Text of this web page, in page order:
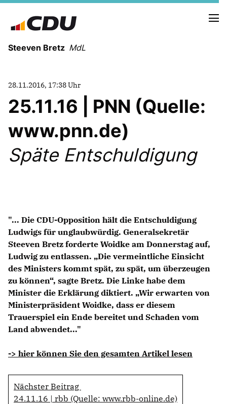
Steeven Bretz MdL
VITA
WAHLKREISBESUCHE
PRESSEFOTOS
MEIN BÜRGERBÜRO
Redebeiträge
Anträge CDU
Kleine Anfragen
CDU Deutschland
CDU Fraktion im Brandenburger Landtag
CDU Brandenburg
CDU Potsdam
28.11.2016, 17:38 Uhr
25.11.16 | PNN (Quelle:
www.pnn.de)
Späte Entschuldigung
"... Die CDU-Opposition hält die Entschuldigung
Ludwigs für unglaubwürdig. Generalsekretär
Steeven Bretz forderte Woidke am Donnerstag auf,
Ludwig zu entlassen. „Die vermeintliche Einsicht
des Ministers kommt spät, zu spät, um überzeugen
zu können“, sagte Bretz. Die Linke habe dem
Minister die Erklärung diktiert. „Wir erwarten von
Ministerpräsident Woidke, dass er diesem
Trauerspiel ein Ende bereitet und Schaden vom
Land abwendet..."
-> hier können Sie den gesamten Artikel lesen
Nächster Beitrag
24.11.16 | rbb (Quelle: www.rbb-online.de)